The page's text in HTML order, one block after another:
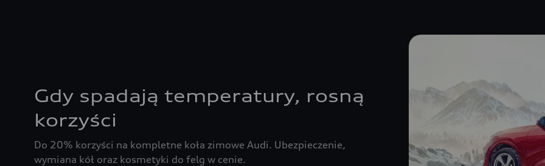
Gdy spadają temperatury, rosną
korzyści
Do 20% korzyści na kompletne koła zimowe Audi. Ubezpieczenie,
wymiana kół oraz kosmetyki do felg w cenie.